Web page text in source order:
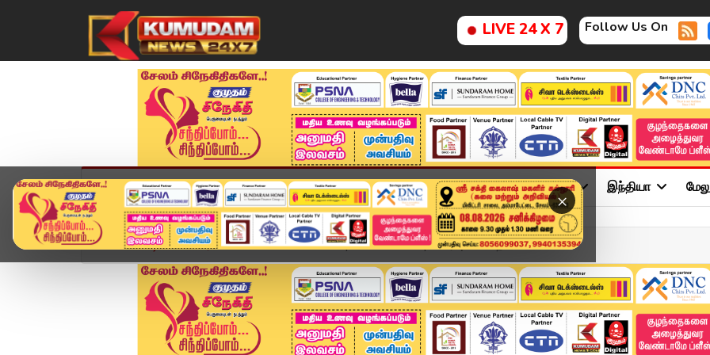
LIVE 24 X 7 Follow Us On
×
முகப்பு விளையாட்டு அண்மை தமிழ்நாடு சினிமா அரசியல் விளையாட்டு இந்தியா
Home வீடியோ ஸ்டோரி SPEED NEWS TAMIL | 26 NOV 2025 | விரைவுச் செய்த...